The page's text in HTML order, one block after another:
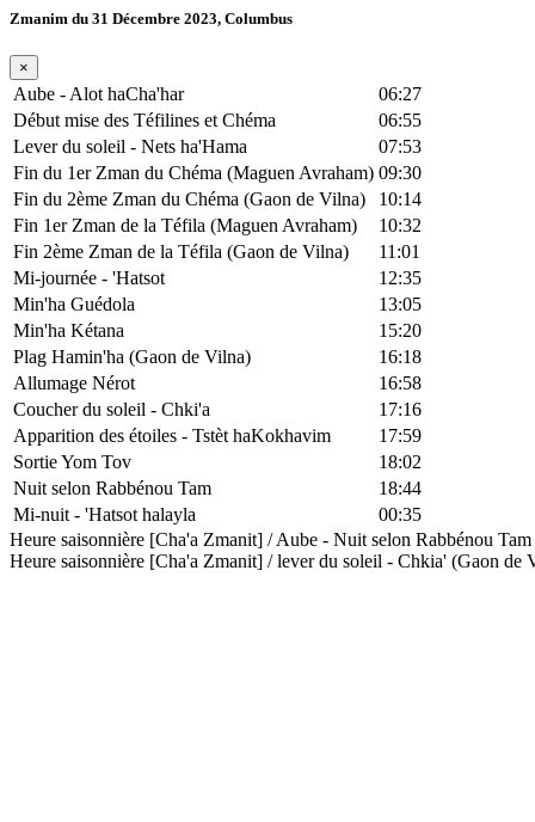
Zmanim du 31 Décembre 2023, Columbus
×
Aube - Alot haCha'har
06:27
Début mise des Téfilines et Chéma
06:55
Lever du soleil - Nets ha'Hama
07:53
Fin du 1er Zman du Chéma (Maguen Avraham) 09:30
Fin du 2ème Zman du Chéma (Gaon de Vilna)
10:14
Fin 1er Zman de la Téfila (Maguen Avraham)
10:32
Fin 2ème Zman de la Téfila (Gaon de Vilna)
11:01
Mi-journée - 'Hatsot
12:35
Min'ha Guédola
13:05
Min'ha Kétana
15:20
Plag Hamin'ha (Gaon de Vilna)
16:18
Allumage Nérot
16:58
Coucher du soleil - Chki'a
17:16
Apparition des étoiles - Tstèt haKokhavim
17:59
Sortie Yom Tov
18:02
Nuit selon Rabbénou Tam
18:44
Mi-nuit - 'Hatsot halayla
00:35
Heure saisonnière [Cha'a Zmanit] / Aube - Nuit selon Rabbénou
Heure saisonnière [Cha'a Zmanit] / lever du soleil - Chkia' (Gaon de